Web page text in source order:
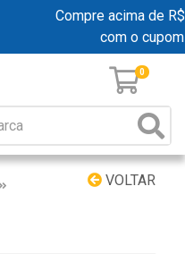
Compre acima de
com o cupom
0
VOLTAR